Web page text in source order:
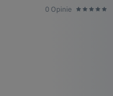
0 Opinie